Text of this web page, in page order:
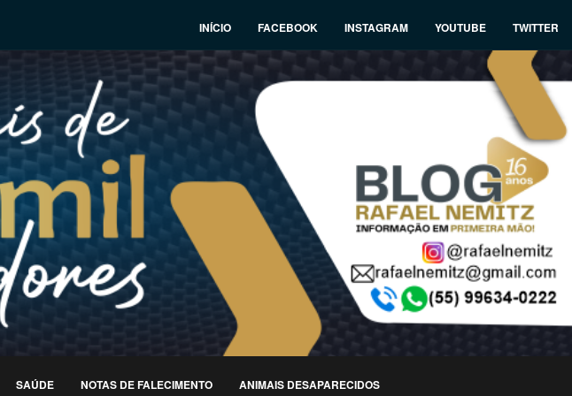
INÍCIO FACEBOOK INSTAGRAM YOUTUBE TWITTER
SAÚDE NOTAS DE FALECIMENTO ANIMAIS DESAPARECIDOS